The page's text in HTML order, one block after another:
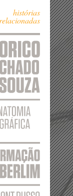
histórias
relacionadas